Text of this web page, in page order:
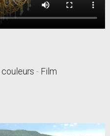
couleurs - Film